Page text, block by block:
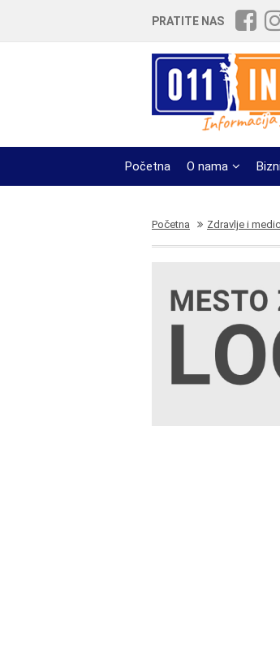
PRATITE NAS
Početna O nama
Početna Zdravlje i